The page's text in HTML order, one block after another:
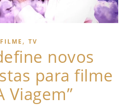
FILME , TV
novos
para filme
Viagem”